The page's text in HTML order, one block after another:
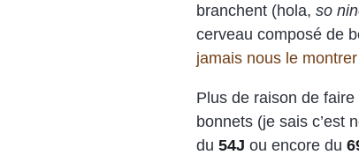
branchent (hola, so
cerveau composé de
jamais nous le
Plus de raison de
bonnets (je sais c’est
du 54J ou encore du